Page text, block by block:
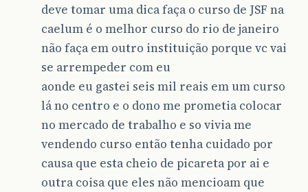
deve tomar uma dica faça o curso de JSF na
caelum é o melhor curso do rio de janeiro
não faça em outro instituição porque vc vai
se arrempeder com eu
aonde eu gastei seis mil reais em um curso
lá no centro e o dono me prometia colocar
no mercado de trabalho e so vivia me
vendendo curso então tenha cuidado por
causa que esta cheio de picareta por ai e
outra coisa que eles não mencioam que